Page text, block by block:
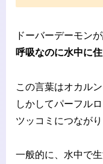
ドーバーデーモン
呼吸なのに水中に
この言葉はオカル
しかしてパーフル
ツッコミにつながり
一般的に、水中で